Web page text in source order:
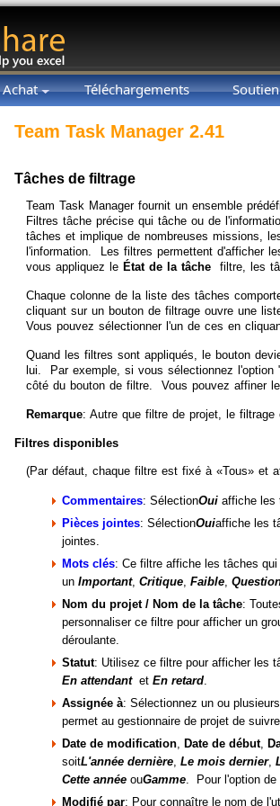
Achat Téléchargements
Team Task Manager 2.41
Tâches de filtrage
Team Task Manager fournit un ensemble
Filtres tâche précise qui tâche ou de
tâches et implique de nombreuses missions,
l'information. Les filtres permettent d'afficher
vous appliquez le État de la tâche filtre, les
Chaque colonne de la liste des tâches
cliquant sur un bouton de filtrage ouvre une
Vous pouvez sélectionner l'un de ces en
Quand les filtres sont appliqués, le bouton
lui. Par exemple, si vous sélectionnez l'option
côté du bouton de filtre. Vous pouvez affiner
Remarque: Autre que filtre de projet, le
Filtres disponibles
(Par défaut, chaque filtre est fixé à «Tous» et
Commentaires: SélectionOui affiche les
Pièces jointes: SélectionOuiaffiche les
jointes.
Mots clés: Ce filtre affiche les tâches
un Important, Critique Faible
Nom du projet / Nom de la tâche:
personnaliser ce filtre pour afficher un
déroulante.
Statut: Utilisez ce filtre pour afficher les
En attendantet En retard
Assignée à: Sélectionnez un ou
permet au gestionnaire de projet de
Date de modification Date de début,
soitL'année dernière Le mois dernier,
Cette année ouGamme . Pour l'option
Modifié par: Pour connaître le nom de